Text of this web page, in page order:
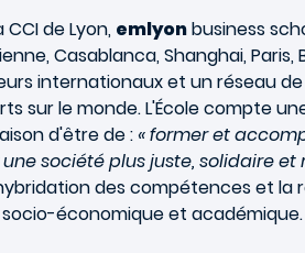
CCI de Lyon, emlyonbusiness
Casablanca, Shanghai,
internationaux et un réseau
sur le monde. L'École compte
d'être de :« former et
société plus juste, solidaire
des compétences et
économique et académique.